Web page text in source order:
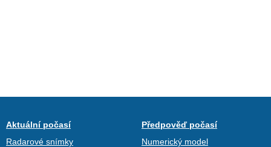
Aktuální počasí
Radarové snímky
Předpověď počasí
Numerický model